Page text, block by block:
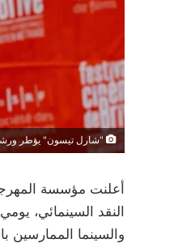
"شارل تيسون" يؤطر ورشة
أعلنت مؤسسة
والسينما الممارسين